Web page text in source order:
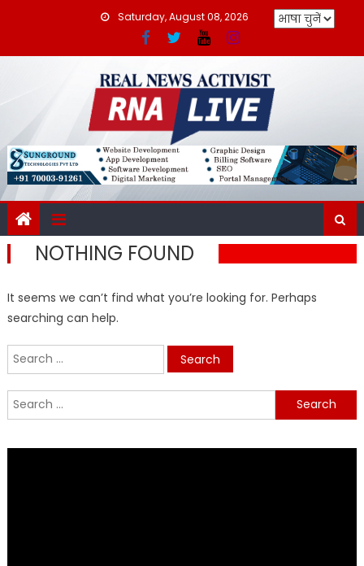
Saturday, August 08, 2026
NOTHING FOUND
It seems we can’t find what you’re looking for. Perhaps
searching can help.
Search
for:
Search
for: